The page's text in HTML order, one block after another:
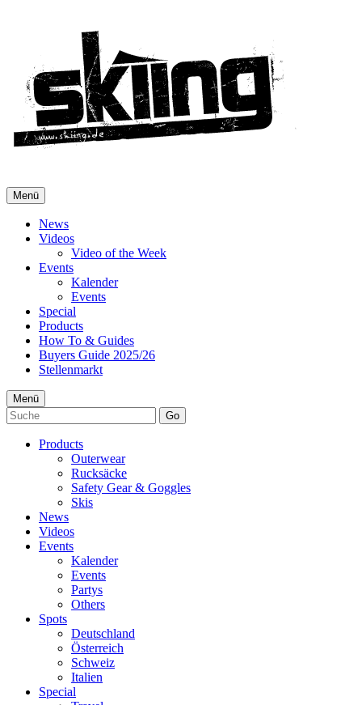
Menü
News
Videos
Video of the Week
Events
Kalender
Events
Special
Products
How To & Guides
Buyers Guide 2025/26
Stellenmarkt
Menü
Go
Products
Outerwear
Rucksäcke
Safety Gear & Goggles
Skis
News
Videos
Events
Kalender
Events
Partys
Others
Spots
Deutschland
Österreich
Schweiz
Italien
Special